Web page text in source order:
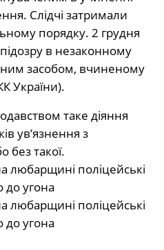
Слідчі затримали
порядку. 2 грудня
в незаконному
засобом, вчиненому
України).
таке діяння
ув’язнення з
без такої.